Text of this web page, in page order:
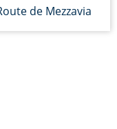
de Mezzavia